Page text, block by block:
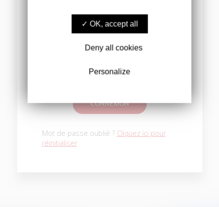
Se souvenir de moi
Mot de passe oublié ? Cliquez ici pour
réinitialiser
OK, accept all
Deny all cookies
Personalize